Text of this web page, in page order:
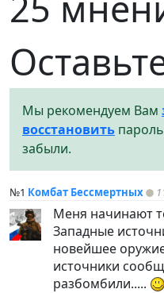
Мы рекомендуем Вам
восстановить
забыли.
№1 Комбат Бессмертных
Меня начинают
Западные
новейшее
источники
разбомбили.....